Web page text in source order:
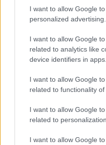
I want to allow Google
personalized advertising.
I want to allow Google
related to analytics like
device identifiers in apps.
I want to allow Google
related to functionality
I want to allow Google
related to personalization.
I want to allow Google
Júliusban mindössze 1,2
összevetésben a fogyasztói